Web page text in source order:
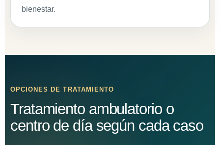
bienestar.
OPCIONES DE TRATAMIENTO
Tratamiento ambulatorio o
centro de día según cada caso